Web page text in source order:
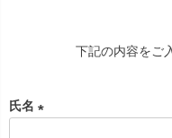
下記の内容をご
氏名